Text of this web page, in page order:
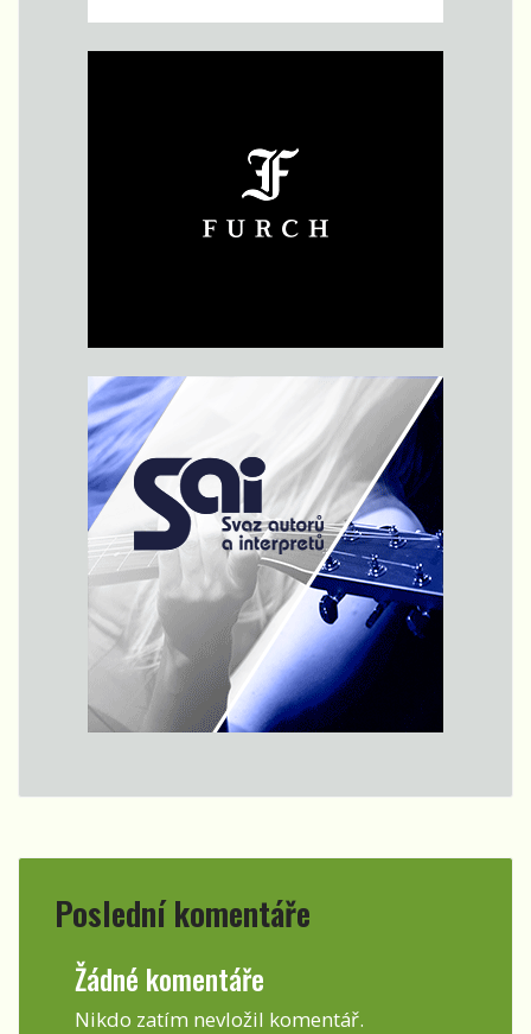
Poslední komentáře
Žádné komentáře
Nikdo zatím nevložil komentář.